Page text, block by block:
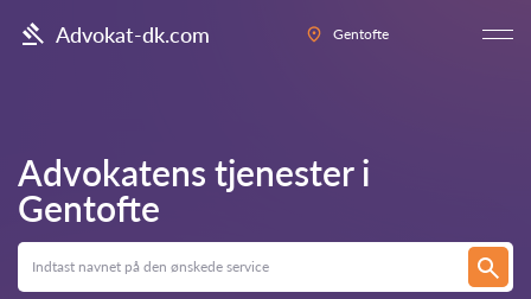
Advokat-dk.com Gentofte
Advokatens tjenester i
Gentofte